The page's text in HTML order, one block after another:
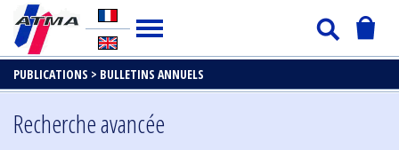
PUBLICATIONS > BULLETINS ANNUELS
Recherche avancée